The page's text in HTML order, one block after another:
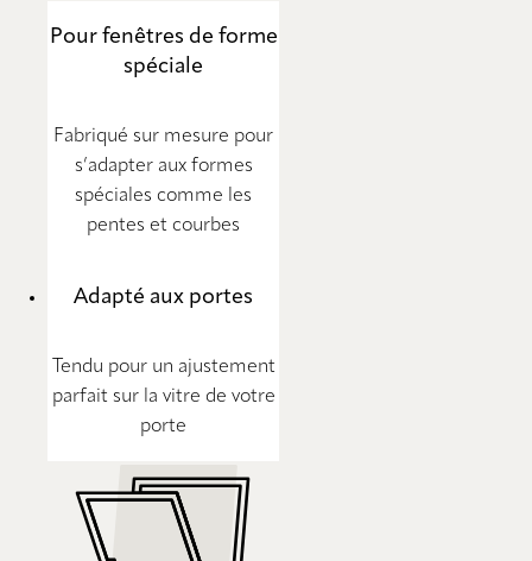
Pour fenêtres de forme
spéciale
Fabriqué sur mesure pour
s’adapter aux formes
spéciales comme les
pentes et courbes
Adapté aux portes
Tendu pour un ajustement
parfait sur la vitre de votre
porte